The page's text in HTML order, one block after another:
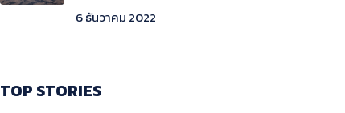
6 ธันวาคม 2022
TOP STORIES